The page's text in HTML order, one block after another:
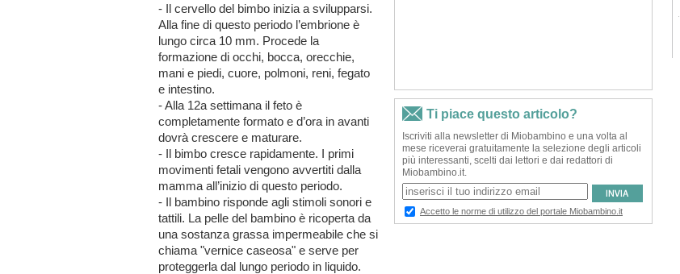
- Il cervello del bimbo inizia a svilupparsi.
Alla fine di questo periodo l’embrione è
lungo circa 10 mm. Procede la
formazione di occhi, bocca, orecchie,
mani e piedi, cuore, polmoni, reni, fegato
e intestino.
- Alla 12a settimana il feto è
completamente formato e d’ora in avanti
dovrà crescere e maturare.
- Il bimbo cresce rapidamente. I primi
movimenti fetali vengono avvertiti dalla
mamma all’inizio di questo periodo.
- Il bambino risponde agli stimoli sonori e
tattili. La pelle del bambino è ricoperta da
una sostanza grassa impermeabile che si
chiama "vernice caseosa" e serve per
proteggerla dal lungo periodo in liquido.